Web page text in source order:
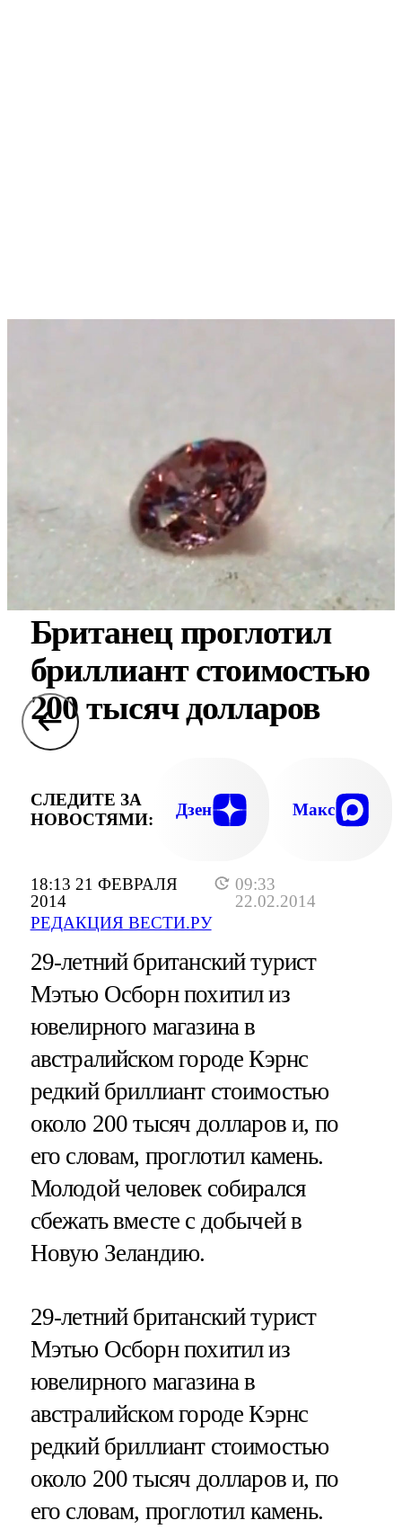
18:13 21 ФЕВРАЛЯ
2014
09:33
22.02.2014
РЕДАКЦИЯ ВЕСТИ.РУ
Британец проглотил
бриллиант стоимостью
200 тысяч долларов
СЛЕДИТЕ ЗА
НОВОСТЯМИ:
Дзен Макс
29-летний британский турист
Мэтью Осборн похитил из
ювелирного магазина в
австралийском городе Кэрнс
редкий бриллиант стоимостью
около 200 тысяч долларов и, по
его словам, проглотил камень.
Молодой человек собирался
сбежать вместе с добычей в
Новую Зеландию.
29-летний британский турист
Мэтью Осборн похитил из
ювелирного магазина в
австралийском городе Кэрнс
редкий бриллиант стоимостью
около 200 тысяч долларов и, по
его словам, проглотил камень.